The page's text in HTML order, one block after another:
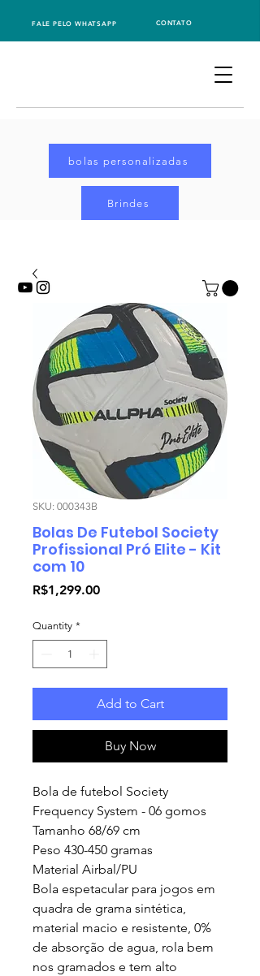
FALE PELO WHATSAPP CONTATO
bolas personalizadas
Brindes
SKU: 000343B
Bolas De Futebol Society
Profissional Pró Elite - Kit
com 10
R$1,299.00Price
Quantity *
Add to Cart
Buy Now
Frequency System - 06 gomos
Tamanho 68/69 cm
Peso 430-450 gramas
Material Airbal/PU
Bola espetacular para jogos em
quadra de grama sintética,
material macio e resistente, 0%
de absorção de agua, rola bem
nos gramados e tem alto